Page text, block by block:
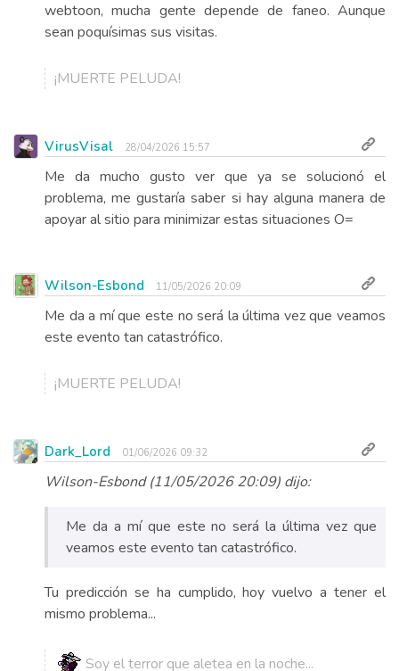
webtoon, mucha gente depende de faneo. Aunque
sean poquísimas sus visitas.
¡MUERTE PELUDA!
VirusVisal 28/04/2026 15:57
Me da mucho gusto ver que ya se solucionó el
problema, me gustaría saber si hay alguna manera de
apoyar al sitio para minimizar estas situaciones O=
Wilson-Esbond 11/05/2026 20:09
Me da a mí que este no será la última vez que veamos
este evento tan catastrófico.
¡MUERTE PELUDA!
Dark_Lord 01/06/2026 09:32
Wilson-Esbond (11/05/2026 20:09) dijo:
Me da a mí que este no será la última vez que
veamos este evento tan catastrófico.
Tu predicción se ha cumplido, hoy vuelvo a tener el
mismo problema...
Soy el terror que aletea en la noche...